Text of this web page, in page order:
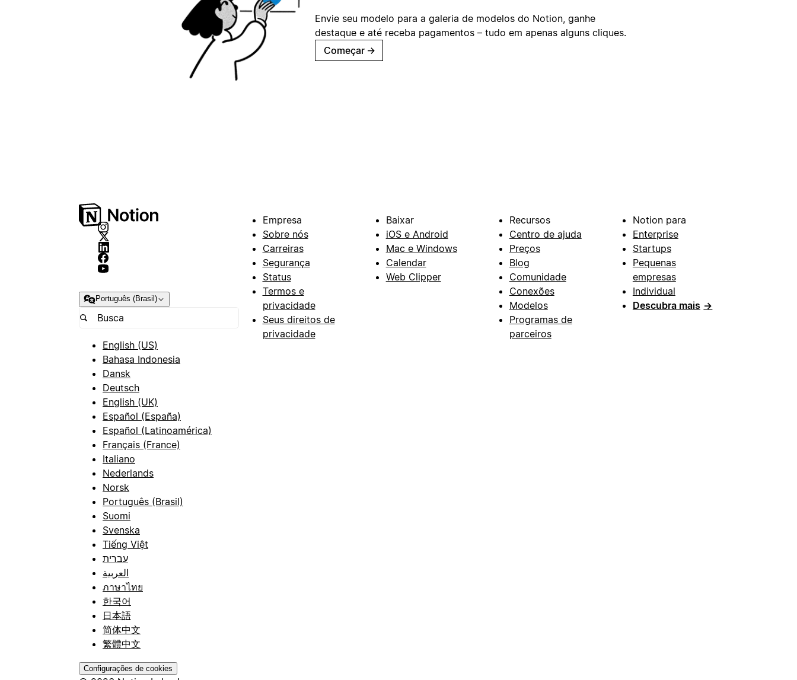
Envie seu modelo para a galeria de modelos do Notion, ganhe
destaque e até receba pagamentos – tudo em apenas alguns cliques.
Começar →
Português (Brasil)
English (US)
Bahasa Indonesia
Dansk
Deutsch
English (UK)
Español (España)
Español (Latinoamérica)
Français (France)
Italiano
Nederlands
Norsk
Português (Brasil)
Suomi
Svenska
Tiếng Việt
עברית
العربية
ภาษาไทย
한국어
日本語
简体中文
繁體中文
Configurações de cookies
Empresa
Sobre nós
Carreiras
Segurança
Status
Termos e
privacidade
Seus direitos de
privacidade
Baixar
iOS e Android
Mac e Windows
Calendar
Web Clipper
Recursos
Centro de ajuda
Preços
Blog
Comunidade
Conexões
Modelos
Programas de
parceiros
Notion para
Enterprise
Startups
Pequenas
empresas
Individual
Descubra mais →